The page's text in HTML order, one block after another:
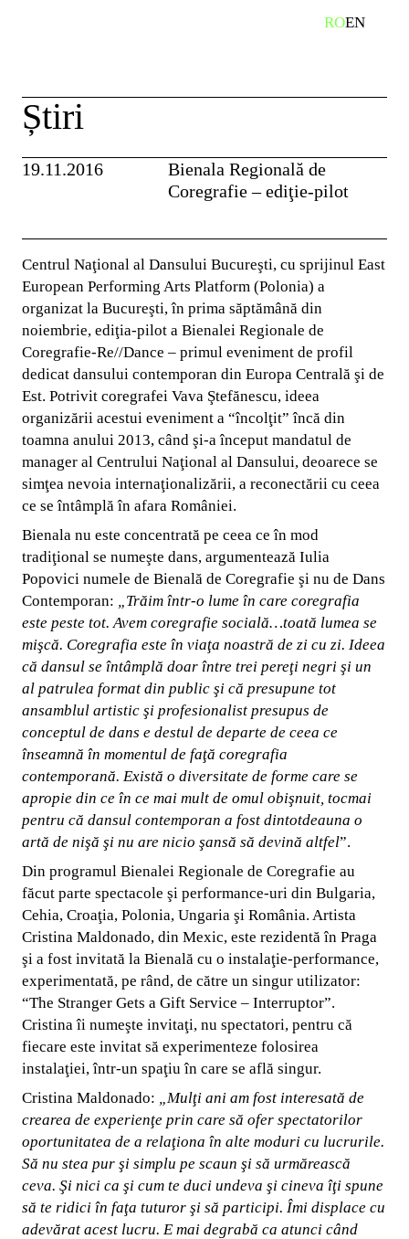
ROEN
Știri
19.11.2016
Bienala Regională de
Coregrafie – ediţie-pilot
Centrul Naţional al Dansului Bucureşti, cu sprijinul East
European Performing Arts Platform (Polonia) a
organizat la Bucureşti, în prima săptămână din
noiembrie, ediţia-pilot a Bienalei Regionale de
Coregrafie-Re//Dance – primul eveniment de profil
dedicat dansului contemporan din Europa Centrală şi de
Est. Potrivit coregrafei Vava Ştefănescu, ideea
organizării acestui eveniment a “încolţit” încă din
toamna anului 2013, când şi-a început mandatul de
manager al Centrului Naţional al Dansului, deoarece se
simţea nevoia internaţionalizării, a reconectării cu ceea
ce se întâmplă în afara României.
Bienala nu este concentrată pe ceea ce în mod
tradiţional se numeşte dans, argumentează Iulia
Popovici numele de Bienală de Coregrafie şi nu de Dans
Contemporan:
Trăim într-o lume în care coregrafia
este peste tot. Avem coregrafie socială…toată lumea se
mişcă. Coregrafia este în viaţa noastră de zi cu zi. Ideea
că dansul se întâmplă doar între trei pereţi negri şi un
al patrulea format din public şi că presupune tot
ansamblul artistic şi profesionalist presupus de
conceptul de dans e destul de departe de ceea ce
înseamnă în momentul de faţă coregrafia
contemporană. Există o diversitate de forme care se
apropie din ce în ce mai mult de omul obişnuit, tocmai
pentru că dansul contemporan a fost dintotdeauna o
artă de nişă şi nu are nicio şansă să devină altfel”.
Din programul Bienalei Regionale de Coregrafie au
făcut parte spectacole şi performance-uri din Bulgaria,
Cehia, Croaţia, Polonia, Ungaria şi România. Artista
Cristina Maldonado, din Mexic, este rezidentă în Praga
şi a fost invitată la Bienală cu o instalaţie-performance,
experimentată, pe rând, de către un singur utilizator:
“The Stranger Gets a Gift Service – Interruptor”.
Cristina îi numeşte invitaţi, nu spectatori, pentru că
fiecare este invitat să experimenteze folosirea
instalaţiei, într-un spaţiu în care se află singur.
Cristina Maldonado:
Mulţi ani am fost interesată de
crearea de experienţe prin care să ofer spectatorilor
oportunitatea de a relaţiona în alte moduri cu lucrurile.
Să nu stea pur şi simplu pe scaun şi să urmărească
ceva. Şi nici ca şi cum te duci undeva şi cineva îţi spune
să te ridici în faţa tuturor şi să participi. Îmi displace cu
adevărat acest lucru. E mai degrabă ca atunci când